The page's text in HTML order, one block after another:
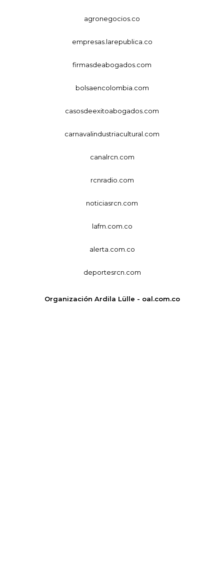
agronegocios.co
empresas.larepublica.co
firmasdeabogados.com
bolsaencolombia.com
casosdeexitoabogados.com
carnavalindustriacultural.com
canalrcn.com
rcnradio.com
noticiasrcn.com
lafm.com.co
alerta.com.co
deportesrcn.com
Organización Ardila Lülle - oal.com.co